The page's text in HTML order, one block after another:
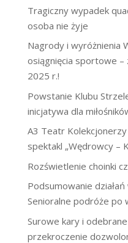
Tragiczny wypadek
osoba nie żyje
Nagrody i wyróżnienia
osiągnięcia sportowe –
2025 r.!
Powstanie Klubu
inicjatywa dla
A3 Teatr
spektakl „Wędrowcy –
Rozświetlenie choinki
Podsumowanie
Senioralne podróże po
Surowe kary i
przekroczenie